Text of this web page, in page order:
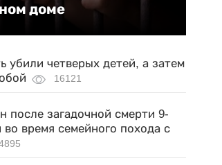
доме
убили четверых детей, а затем
16121
после загадочной смерти 9-
во время семейного похода с